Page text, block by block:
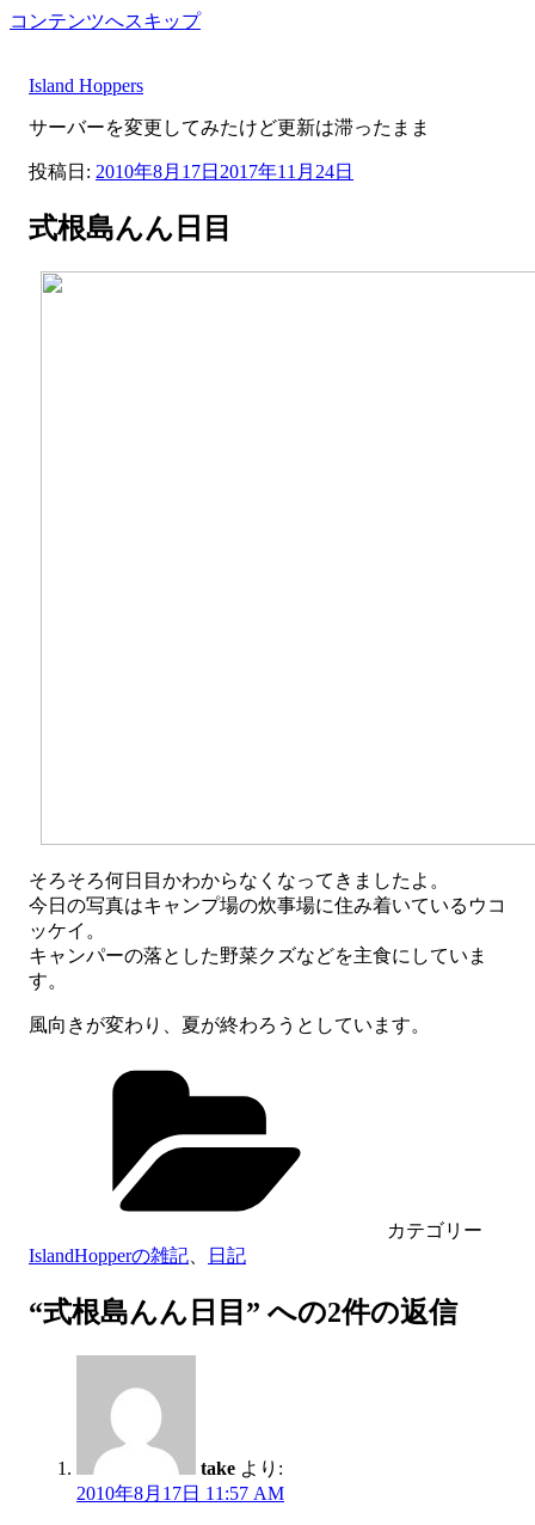
コンテンツへスキップ
Island Hoppers
サーバーを変更してみたけど更新は滞ったまま
投稿日: 2010年8月17日 2017年11月24日
式根島んん日目
そろそろ何日目かわからなくなってきましたよ。
今日の写真はキャンプ場の炊事場に住み着いているウコ
ッケイ。
キャンパーの落とした野菜クズなどを主食にしていま
す。
風向きが変わり、夏が終わろうとしています。
カテゴリー
IslandHopperの雑記
日記
“式根島んん日目” への2件の返信
take より:
2010年8月17日 11:57 AM